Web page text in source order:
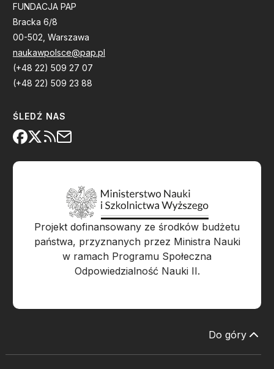
FUNDACJA PAP
Bracka 6/8
00-502, Warszawa
naukawpolsce@pap.pl
(+48 22) 509 27 07
(+48 22) 509 23 88
ŚLEDŹ NAS
Projekt dofinansowany ze środków budżetu
państwa, przyznanych przez Ministra Nauki
w ramach Programu Społeczna
Odpowiedzialność Nauki II.
Do góry